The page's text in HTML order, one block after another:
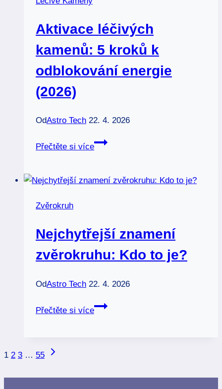
Aktivace léčivých
kamenů: 5 kroků k
odblokování energie
(2026)
OdAstro Tech 22. 4. 2026
Přečtěte si více
Aktivace
5
energie
(2026)
Zvěrokruh
Nejchytřejší znamení
zvěrokruhu: Kdo to je?
OdAstro Tech 22. 4. 2026
Přečtěte si více
Nejchytřejší
Navigace
na
1 2 3 … 55
Další